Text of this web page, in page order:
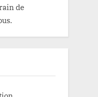
de